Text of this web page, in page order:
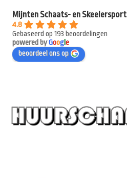
Mijnten Schaats- en Skeelersport
4.8
Gebaseerd op 193 beoordelingen
powered byGooge
beoordeel ons op